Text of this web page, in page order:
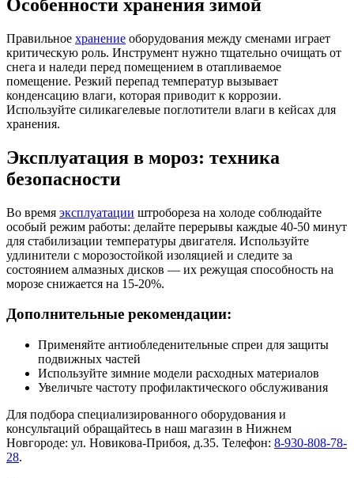
Особенности хранения зимой
Правильное хранение оборудования между сменами играет
критическую роль. Инструмент нужно тщательно очищать от
снега и наледи перед помещением в отапливаемое
помещение. Резкий перепад температур вызывает
конденсацию влаги, которая приводит к коррозии.
Используйте силикагелевые поглотители влаги в кейсах для
хранения.
Эксплуатация в мороз: техника
безопасности
Во время эксплуатации штробореза на холоде соблюдайте
особый режим работы: делайте перерывы каждые 40-50 минут
для стабилизации температуры двигателя. Используйте
удлинители с морозостойкой изоляцией и следите за
состоянием алмазных дисков — их режущая способность на
морозе снижается на 15-20%.
Дополнительные рекомендации:
Применяйте антиобледенительные спреи для защиты
подвижных частей
Используйте зимние модели расходных материалов
Увеличьте частоту профилактического обслуживания
Для подбора специализированного оборудования и
консультаций обращайтесь в наш магазин в Нижнем
Новгороде: ул. Новикова-Прибоя, д.35. Телефон: 8-930-808-78-
28.